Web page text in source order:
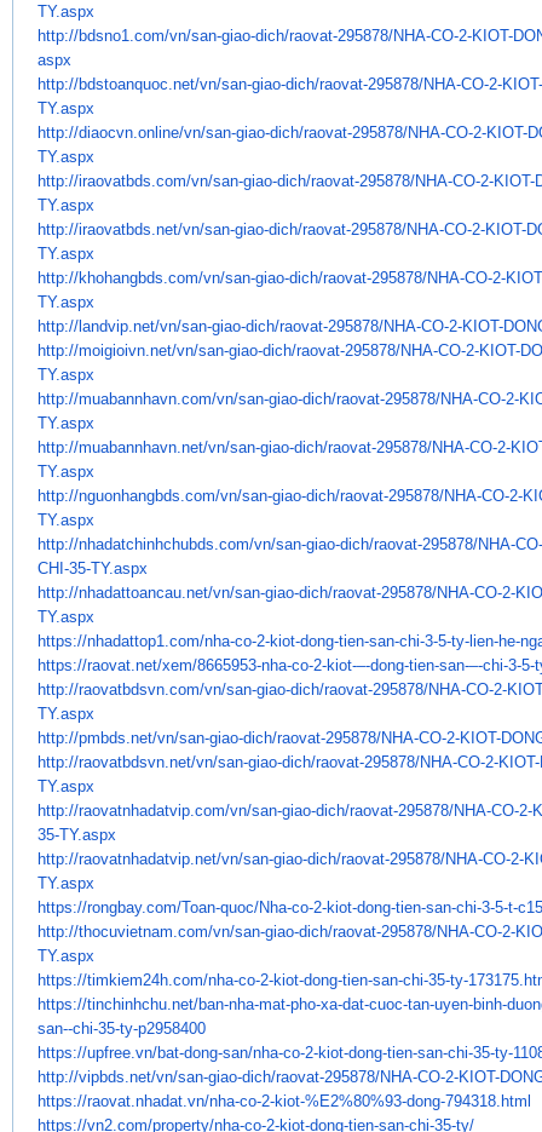
TY.aspx
http://bdsno1.com/vn/san-giao-dich/raovat-295878/NHA-CO-2-KIOT-
aspx
http://bdstoanquoc.net/vn/san-giao-dich/raovat-295878/NHA-CO-2-
TY.aspx
http://diaocvn.online/vn/san-giao-dich/raovat-295878/NHA-CO-2-KIOT-
TY.aspx
http://iraovatbds.com/vn/san-giao-dich/raovat-295878/NHA-CO-2-KIOT-
TY.aspx
http://iraovatbds.net/vn/san-giao-dich/raovat-295878/NHA-CO-2-KIOT-
TY.aspx
http://khohangbds.com/vn/san-giao-dich/raovat-295878/NHA-CO-2-
TY.aspx
http://landvip.net/vn/san-giao-dich/raovat-295878/NHA-CO-2-KIOT-
http://moigioivn.net/vn/san-giao-dich/raovat-295878/NHA-CO-2-KIOT-
TY.aspx
http://muabannhavn.com/vn/san-giao-dich/raovat-295878/NHA-CO-2-
TY.aspx
http://muabannhavn.net/vn/san-giao-dich/raovat-295878/NHA-CO-2-
TY.aspx
http://nguonhangbds.com/vn/san-giao-dich/raovat-295878/NHA-CO-2-
TY.aspx
http://nhadatchinhchubds.com/vn/san-giao-dich/raovat-295878/NHA-
CHI-35-TY.aspx
http://nhadattoancau.net/vn/san-giao-dich/raovat-295878/NHA-CO-2-
TY.aspx
https://nhadattop1.com/nha-co-2-kiot-dong-tien-san-chi-3-5-ty-lien-he-
https://raovat.net/xem/8665953-nha-co-2-kiot-–-dong-tien-san-–-chi-3-5-
http://raovatbdsvn.com/vn/san-giao-dich/raovat-295878/NHA-CO-2-
TY.aspx
http://pmbds.net/vn/san-giao-dich/raovat-295878/NHA-CO-2-KIOT-
http://raovatbdsvn.net/vn/san-giao-dich/raovat-295878/NHA-CO-2-
TY.aspx
http://raovatnhadatvip.com/vn/san-giao-dich/raovat-295878/NHA-CO-2-
35-TY.aspx
http://raovatnhadatvip.net/vn/san-giao-dich/raovat-295878/NHA-CO-2-
TY.aspx
https://rongbay.com/Toan-quoc/Nha-co-2-kiot-dong-tien-san-chi-3-5-t-
http://thocuvietnam.com/vn/san-giao-dich/raovat-295878/NHA-CO-2-
TY.aspx
https://timkiem24h.com/nha-co-2-kiot-dong-tien-san-chi-35-ty-
https://tinchinhchu.net/ban-nha-mat-pho-xa-dat-cuoc-tan-uyen-binh-
san--chi-35-ty-p2958400
https://upfree.vn/bat-dong-san/nha-co-2-kiot-dong-tien-san-chi-35-ty-
http://vipbds.net/vn/san-giao-dich/raovat-295878/NHA-CO-2-KIOT-
https://raovat.nhadat.vn/nha-co-2-kiot-%E2%80%93-dong-794318.html
https://vn2.com/property/nha-co-2-kiot-dong-tien-san-chi-35-ty/